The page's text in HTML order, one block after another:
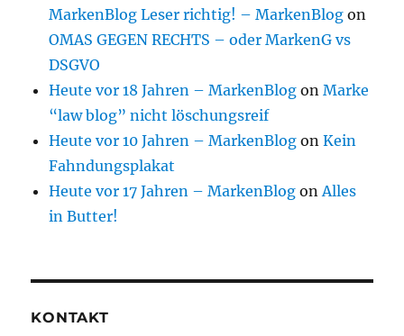
MarkenBlog Leser richtig! – MarkenBlog on
OMAS GEGEN RECHTS – oder MarkenG vs
DSGVO
Heute vor 18 Jahren – MarkenBlog onMarke
“law blog” nicht löschungsreif
Heute vor 10 Jahren – MarkenBlog onKein
Fahndungsplakat
Heute vor 17 Jahren – MarkenBlog onAlles
in Butter!
KONTAKT